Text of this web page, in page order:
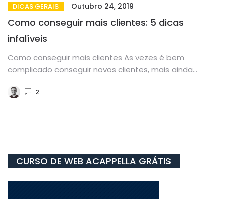
DICAS GERAIS Outubro 24, 2019
Como conseguir mais clientes: 5 dicas
infalíveis
Como conseguir mais clientes As vezes é bem
complicado conseguir novos clientes, mais ainda
2
CURSO DE WEB ACAPPELLA GRÁTIS